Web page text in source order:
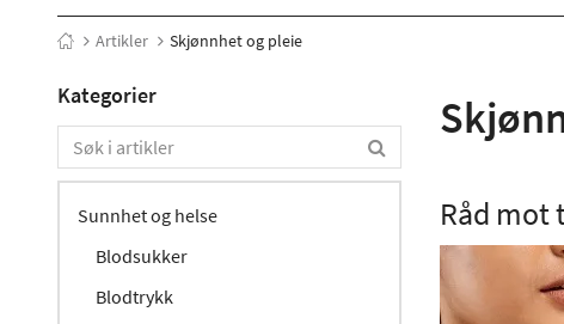
Artikler Skjønnhet og pleie
Kategorier
Sunnhet og helse
Blodsukker
Blodtrykk
Råd mot